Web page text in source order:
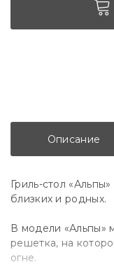
Описание
Гриль-стол
близких и родных.
В модели «Альпы»
решетка, на
огне.